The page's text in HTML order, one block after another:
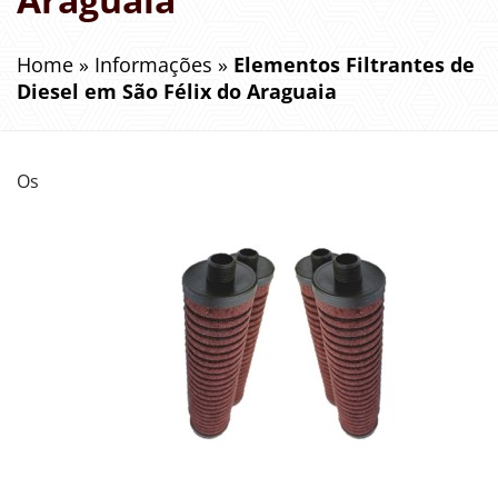
Home » Informações » Elementos Filtrantes de
Diesel em São Félix do Araguaia
Os